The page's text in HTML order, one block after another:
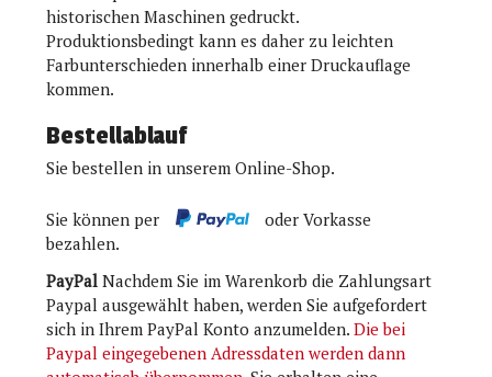
historischen Maschinen gedruckt.
Produktionsbedingt kann es daher zu leichten
Farbunterschieden innerhalb einer Druckauflage
kommen.
Bestellablauf
Sie bestellen in unserem Online-Shop.
Sie können per
oder Vorkasse
bezahlen.
PayPal Nachdem Sie im Warenkorb die Zahlungsart
Paypal ausgewählt haben, werden Sie aufgefordert
sich in Ihrem PayPal Konto anzumelden.Die bei
Paypal eingegebenen Adressdaten werden dann